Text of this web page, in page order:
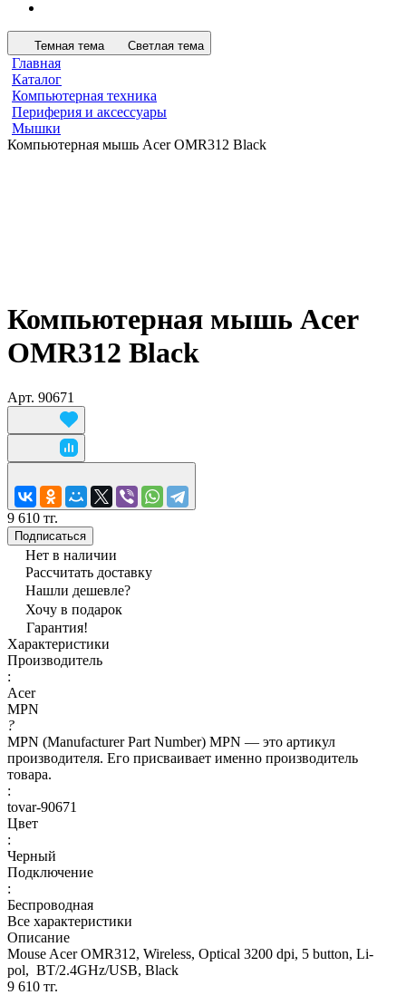
Темная тема Светлая тема
Главная
Каталог
Компьютерная техника
Периферия и аксессуары
Мышки
Компьютерная мышь Acer OMR312 Black
Компьютерная мышь Acer
OMR312 Black
Арт. 90671
9 610 тг.
Подписаться
Нет в наличии
Рассчитать доставку
Нашли дешевле?
Хочу в подарок
Гарантия!
Характеристики
Производитель
:
Acer
MPN
?
MPN (Manufacturer Part Number) MPN — это артикул
производителя. Его присваивает именно производитель
товара.
:
tovar-90671
Цвет
:
Черный
Подключение
:
Беспроводная
Все характеристики
Описание
Mouse Acer OMR312, Wireless, Optical 3200 dpi, 5 button, Li-
pol, BT/2.4GHz/USB, Black
9 610 тг.